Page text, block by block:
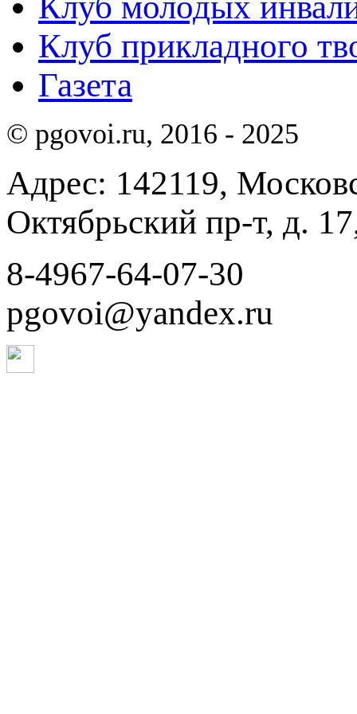
Клуб прикладного
Газета
© pgovoi.ru, 2016 - 2025
Адрес: 142119,
Октябрьский пр-т, д.
8-4967-64-07-30
pgovoi@yandex.ru